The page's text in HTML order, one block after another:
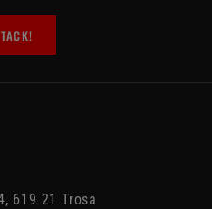
619 21 Trosa